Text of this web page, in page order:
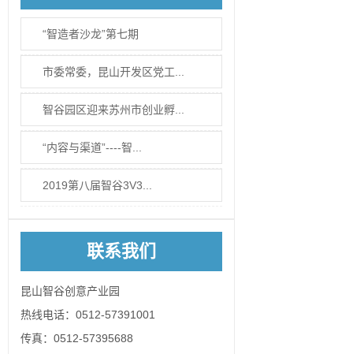
“智造者沙龙”第七期
市委常委，昆山开发区党工...
智谷园区迎来苏州市创业孵...
“内容与渠道”----智...
2019第八届智谷3V3...
联系我们
昆山智谷创意产业园
热线电话：0512-57391001
传真：0512-57395688